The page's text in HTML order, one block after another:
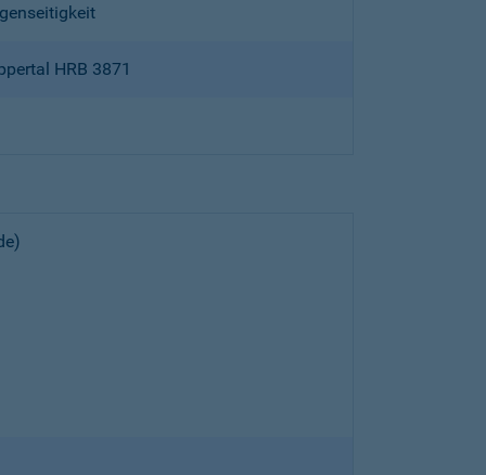
HRB 3871